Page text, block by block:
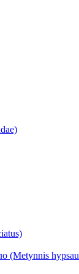
(Metynnis